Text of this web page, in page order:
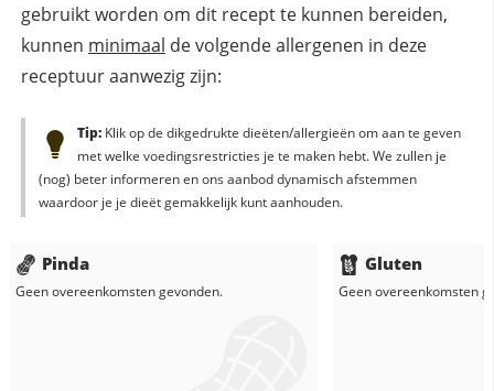
gebruikt worden om dit recept te kunnen bereiden,
kunnen minimaal de volgende allergenen in deze
receptuur aanwezig zijn:
Tip:Klik op de dikgedrukte dieëten/allergieën om aan te geven
met welke voedingsrestricties je te maken hebt. We zullen je
(nog) beter informeren en ons aanbod dynamisch afstemmen
waardoor je je dieët gemakkelijk kunt aanhouden.
Pinda
Geen overeenkomsten gevonden.
Gluten
Geen overeenkomsten